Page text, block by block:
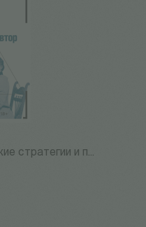
стратегии и п...